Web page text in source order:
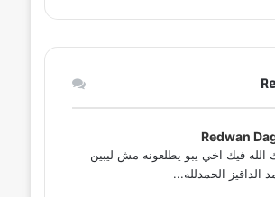
Redwan
الله فيك اخي يبو يطلعونه مش ليبين
الداقيز الحمدلله...